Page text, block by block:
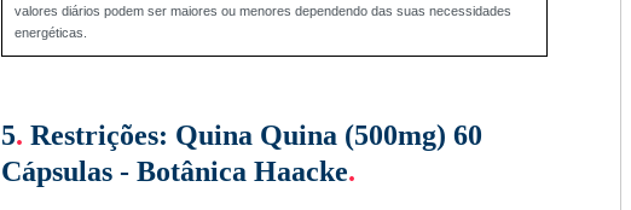
valores diários podem ser maiores ou menores dependendo das suas necessidades
energéticas.
5. Restrições: Quina Quina (500mg) 60
Cápsulas - Botânica Haacke.